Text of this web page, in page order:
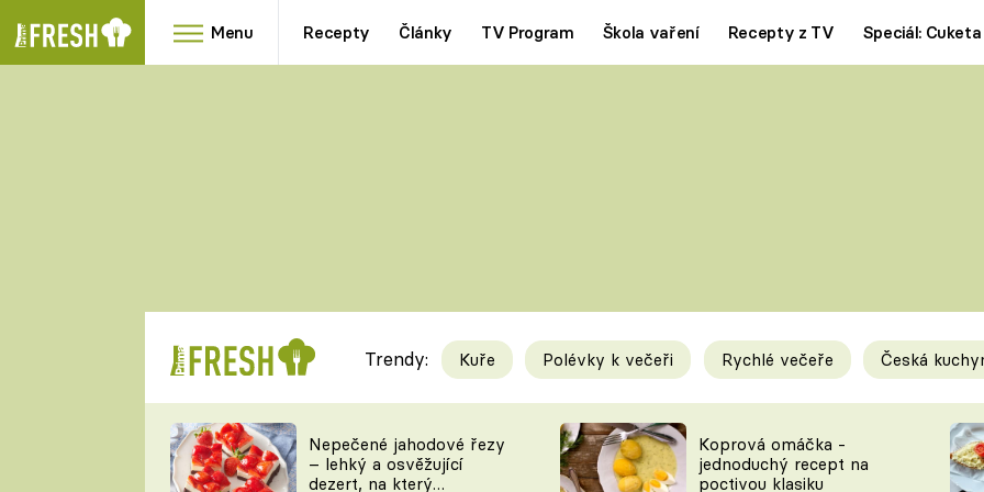
Menu Recepty Články TV Program Škola vaření Recepty z TV Speciál: Cuketa
RYCHLOVKY
Videorecepty
TEĎ VAŘÍ ŠÉF!
Tipy a triky
KAM ZA JÍDLEM
Trendy: Kuře Polévky k večeři Rychlé večeře Česká
Nepečené jahodové řezy
– lehký a osvěžující
dezert, na který
Koprová omáčka -
jednoduchý recept na
poctivou klasiku